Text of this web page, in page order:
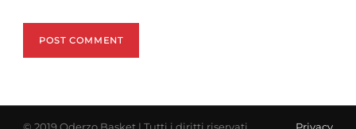
© 2019 Oderzo Basket | Tutti i diritti riservati Privacy